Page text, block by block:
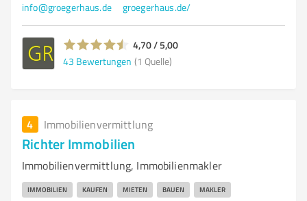
info@groegerhaus.de groegerhaus.de/
4,70 / 5,00
43 Bewertungen (1 Quelle)
4 Immobilienvermittlung
Richter Immobilien
Immobilienvermittlung, Immobilienmakler
IMMOBILIEN KAUFEN MIETEN BAUEN MAKLER